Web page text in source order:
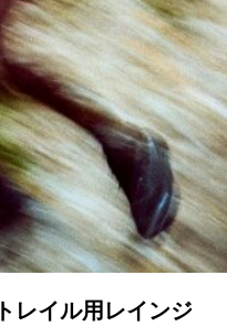
レイル用レインジ